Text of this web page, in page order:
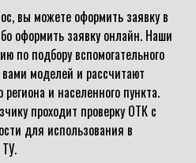
вы можете оформить заявку в
оформить заявку онлайн. Наши
по подбору вспомогательного
моделей и рассчитают
и населенного пункта.
проходит проверку ОТК с
для использования в